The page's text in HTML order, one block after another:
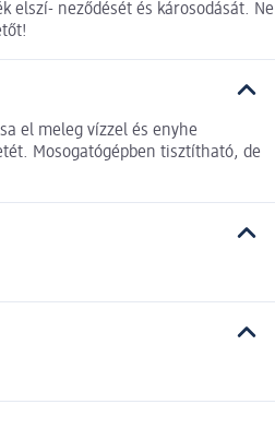
elszí- neződését és károsodását. Ne
el meleg vízzel és enyhe
Mosogatógépben tisztítható, de